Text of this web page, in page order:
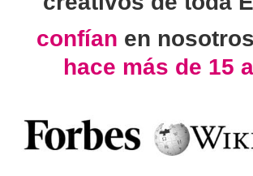
confían en
hace más de 15